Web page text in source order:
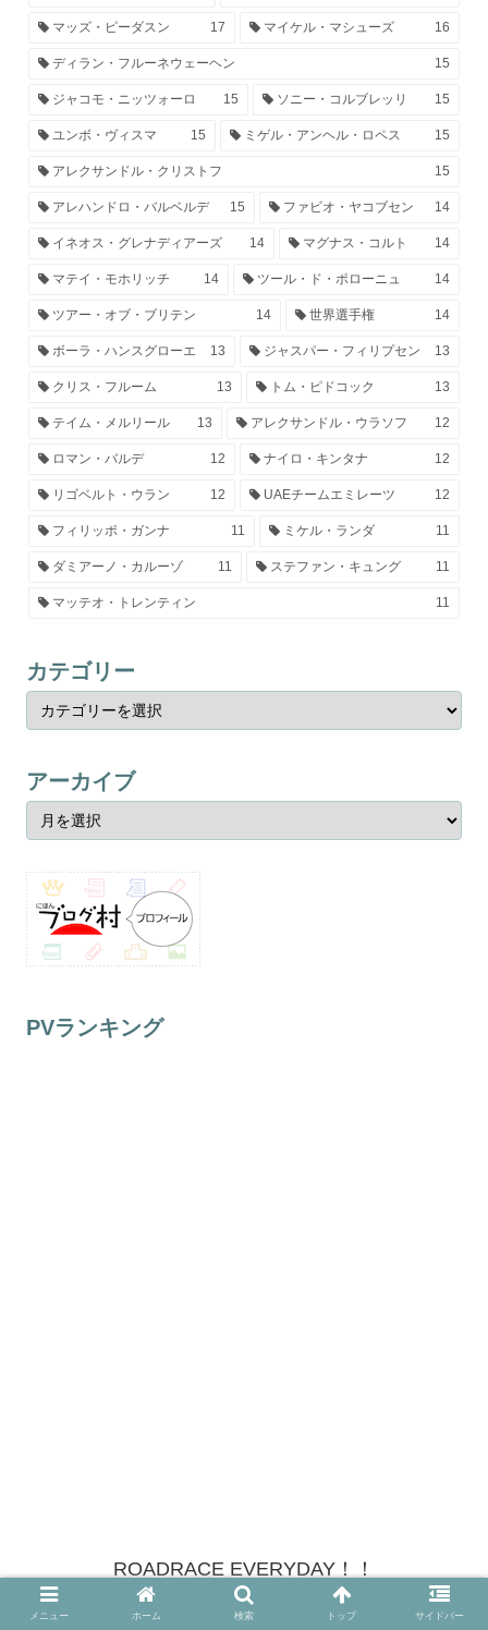
マッズ・ピーダスン 17 マイケル・マシューズ 16
ディラン・フルーネウェーヘン 15
ジャコモ・ニッツォーロ 15 ソニー・コルブレッリ 15
ユンボ・ヴィスマ 15 ミゲル・アンヘル・ロペス 15
アレクサンドル・クリストフ 15
アレハンドロ・バルベルデ 15 ファビオ・ヤコブセン 14
イネオス・グレナディアーズ 14 マグナス・コルト 14
マテイ・モホリッチ 14 ツール・ド・ポローニュ 14
ツアー・オブ・ブリテン 14 世界選手権 14
ボーラ・ハンスグローエ 13 ジャスパー・フィリプセン 13
クリス・フルーム 13 トム・ピドコック 13
テイム・メルリール 13 アレクサンドル・ウラソフ 12
ロマン・バルデ 12 ナイロ・キンタナ 12
リゴベルト・ウラン 12 UAEチームエミレーツ 12
フィリッポ・ガンナ 11 ミケル・ランダ 11
ダミアーノ・カルーゾ 11 ステファン・キュング 11
マッテオ・トレンティン 11
カテゴリー
アーカイブ
PVランキング
ROADRACE EVERYDAY！！
© 2021 ROADRACE EVERYDAY！！.
メニュー ホーム 検索 トップ サイドバー